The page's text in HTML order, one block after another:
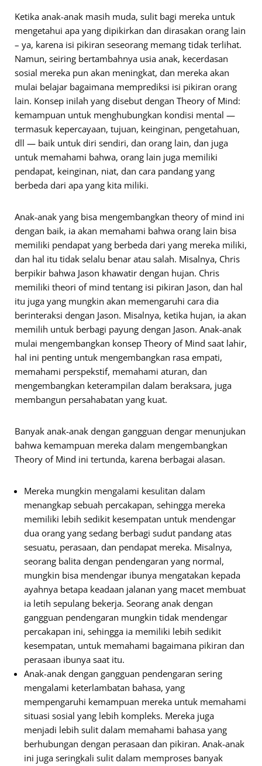
Ketika anak-anak masih muda, sulit bagi mereka untuk
mengetahui apa yang dipikirkan dan dirasakan orang lain
– ya, karena isi pikiran seseorang memang tidak terlihat.
Namun, seiring bertambahnya usia anak, kecerdasan
sosial mereka pun akan meningkat, dan mereka akan
mulai belajar bagaimana memprediksi isi pikiran orang
lain. Konsep inilah yang disebut dengan Theory of Mind:
kemampuan untuk menghubungkan kondisi mental —
termasuk kepercayaan, tujuan, keinginan, pengetahuan,
dll — baik untuk diri sendiri, dan orang lain, dan juga
untuk memahami bahwa, orang lain juga memiliki
pendapat, keinginan, niat, dan cara pandang yang
berbeda dari apa yang kita miliki.
Anak-anak yang bisa mengembangkan theory of mind ini
dengan baik, ia akan memahami bahwa orang lain bisa
memiliki pendapat yang berbeda dari yang mereka miliki,
dan hal itu tidak selalu benar atau salah. Misalnya, Chris
berpikir bahwa Jason khawatir dengan hujan. Chris
memiliki theori of mind tentang isi pikiran Jason, dan hal
itu juga yang mungkin akan memengaruhi cara dia
berinteraksi dengan Jason. Misalnya, ketika hujan, ia akan
memilih untuk berbagi payung dengan Jason. Anak-anak
mulai mengembangkan konsep Theory of Mind saat lahir,
hal ini penting untuk mengembangkan rasa empati,
memahami perspekstif, memahami aturan, dan
mengembangkan keterampilan dalam beraksara, juga
membangun persahabatan yang kuat.
Banyak anak-anak dengan gangguan dengar menunjukan
bahwa kemampuan mereka dalam mengembangkan
Theory of Mind ini tertunda, karena berbagai alasan.
Mereka mungkin mengalami kesulitan dalam
menangkap sebuah percakapan, sehingga mereka
memiliki lebih sedikit kesempatan untuk mendengar
dua orang yang sedang berbagi sudut pandang atas
sesuatu, perasaan, dan pendapat mereka. Misalnya,
seorang balita dengan pendengaran yang normal,
mungkin bisa mendengar ibunya mengatakan kepada
ayahnya betapa keadaan jalanan yang macet membuat
ia letih sepulang bekerja. Seorang anak dengan
gangguan pendengaran mungkin tidak mendengar
percakapan ini, sehingga ia memiliki lebih sedikit
kesempatan, untuk memahami bagaimana pikiran dan
perasaan ibunya saat itu.
Anak-anak dengan gangguan pendengaran sering
mengalami keterlambatan bahasa, yang
mempengaruhi kemampuan mereka untuk memahami
situasi sosial yang lebih kompleks. Mereka juga
menjadi lebih sulit dalam memahami bahasa yang
berhubungan dengan perasaan dan pikiran. Anak-anak
ini juga seringkali sulit dalam memproses banyak